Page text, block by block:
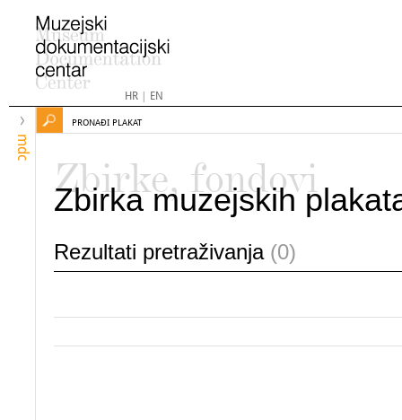
HR| EN
mdc
PRONAĐI PLAKAT
Zbirke, fondovi
Zbirka muzejskih
Rezultati pretraživanja (0)